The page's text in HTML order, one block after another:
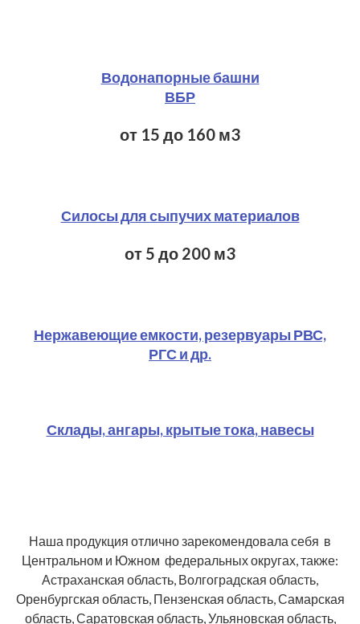
Водонапорные башни
ВБР
от 15 до 160 м3​
Силосы для сыпучих материалов
от 5 до 200 м3​
Нержавеющие емкости, резервуары РВС,
РГС и др.
Склады, ангары, крытые тока, навесы
Наша продукция отлично зарекомендовала себя в
Центральном и Южном федеральных округах, также:
Астраханская область, Волгоградская область,
Оренбургская область, Пензенская область, Самарская
область, Саратовская область, Ульяновская область,